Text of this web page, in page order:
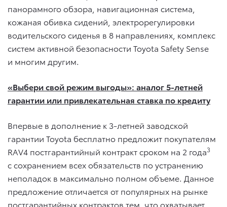
панорамного обзора, навигационная система,
кожаная обивка сидений, электрорегулировки
водительского сиденья в 8 направлениях, комплекс
систем активной безопасности Toyota Safety Sense
и многим другим.
«Выбери свой режим выгоды»: аналог 5-летней
гарантии или привлекательная ставка по кредиту
Впервые в дополнение к 3-летней заводской
гарантии Toyota бесплатно предложит покупателям
RAV4 постгарантийный контракт сроком на 2 года3
с сохранением всех обязательств по устранению
неполадок в максимально полном объеме. Данное
предложение отличается от популярных на рынке
постгарантийных контрактов тем, что охватывает